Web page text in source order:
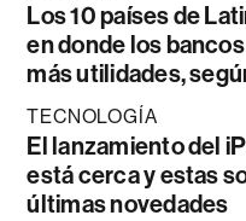
Los 10 países de
en donde los
más utilidades,
TECNOLOGÍA
El lanzamiento del
está cerca y estas
últimas novedades